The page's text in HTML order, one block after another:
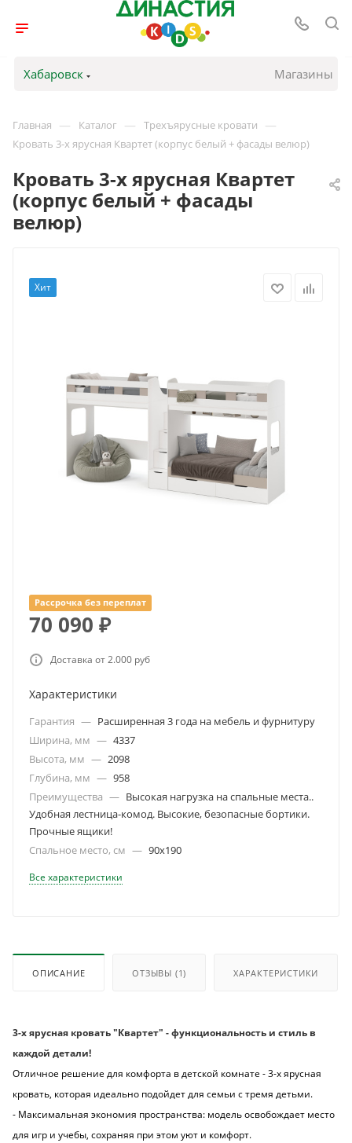
Хабаровск Магазины
Главная — Каталог — Трехъярусные кровати —
Кровать 3-х ярусная Квартет (корпус белый + фасады велюр)
Кровать 3-х ярусная Квартет
(корпус белый + фасады
велюр)
Хит
Рассрочка без переплат
70 090 ₽
Доставка от 2.000 руб
Характеристики
Гарантия — Расширенная 3 года на мебель и фурнитуру
Ширина, мм — 4337
Высота, мм — 2098
Глубина, мм — 958
Преимущества — Высокая нагрузка на спальные места..
Удобная лестница-комод. Высокие, безопасные бортики.
Прочные ящики!
Спальное место, см — 90х190
Все характеристики
ОПИСАНИЕ ОТЗЫВЫ (1) ХАРАКТЕРИСТИКИ
3-х ярусная кровать "Квартет" - функциональность и стиль в
каждой детали!
Отличное решение для комфорта в детской комнате - 3-х ярусная
кровать, которая идеально подойдет для семьи с тремя детьми.
- Максимальная экономия пространства: модель освобождает место
для игр и учебы, сохраняя при этом уют и комфорт.